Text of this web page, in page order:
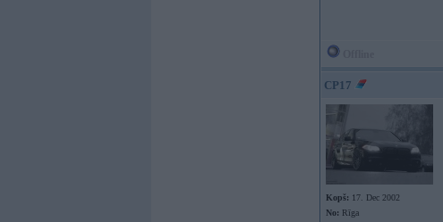
CP17
Kopš: 17. Dec 2002
No: Rīga